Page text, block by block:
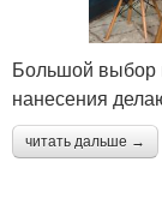
Большой выбор
нанесения
читать дальше →